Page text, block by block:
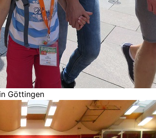
Göttingen